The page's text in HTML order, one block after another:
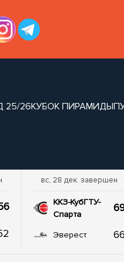
25/26КУБОК ПИРАМИДЫ
вс, 28 дек. завершен
ККЗ-КубГТУ-
Спарта
Эверест 66